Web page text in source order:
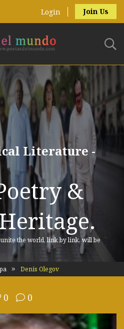
Login Join Us
Literature -
&
the world, link by link, will be
Denis Olegov
0 0